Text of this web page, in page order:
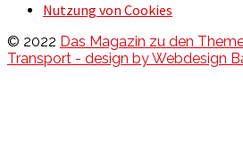
Nutzung von Cookies
© 2022 Das Magazin zu den
Transport - design by Webdesign